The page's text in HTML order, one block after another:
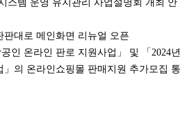
대로 메인화면 리뉴얼 오픈
인 온라인 판로 지원사업」 및 「2024년
」의 온라인쇼핑몰 판매지원 추가모집 통